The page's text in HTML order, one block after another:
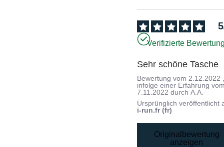
5
Verifizierte
Sehr schöne Tasche
Bewertung vom2.12.2022
infolge einer Erfahrung
7.11.2022 durchA.A.
Ursprünglich veröffentlicht
i-run.fr (fr)
Originalbewertung
anzeigen